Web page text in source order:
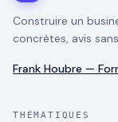
Construire un
concrètes, avis
Frank Houbre —
THÉMATIQUES